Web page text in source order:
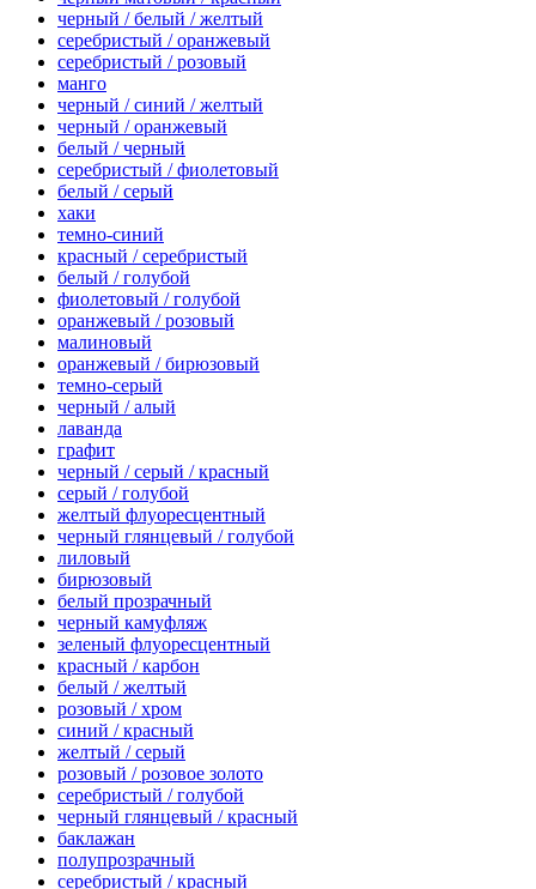
черный / белый / желтый
серебристый / оранжевый
серебристый / розовый
манго
черный / синий / желтый
черный / оранжевый
белый / черный
серебристый / фиолетовый
белый / серый
хаки
темно-синий
красный / серебристый
белый / голубой
фиолетовый / голубой
оранжевый / розовый
малиновый
оранжевый / бирюзовый
темно-серый
черный / алый
лаванда
графит
черный / серый / красный
серый / голубой
желтый флуоресцентный
черный глянцевый / голубой
лиловый
бирюзовый
белый прозрачный
черный камуфляж
зеленый флуоресцентный
красный / карбон
белый / желтый
розовый / хром
синий / красный
желтый / серый
розовый / розовое золото
серебристый / голубой
черный глянцевый / красный
баклажан
полупрозрачный
серебристый / красный